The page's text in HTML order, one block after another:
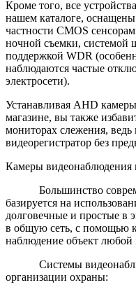
Кроме того, все
нашем каталоге,
частности CMOS
ночной съемки, системой
поддержкой WDR
наблюдаются частые
электросети).
Устанавливая AHD
магазине, вы также
мониторах слежения,
видеорегистратор без
Камеры видеонаблюдения
Большинство
базируется на
долговечные и простые в
в общую сеть, с помощью
наблюдение объект
Системы
организации охраны: